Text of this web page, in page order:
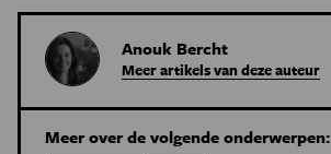
Anouk Bercht
Meer artikels van deze auteur
Meer over de volgende onderwerpen: